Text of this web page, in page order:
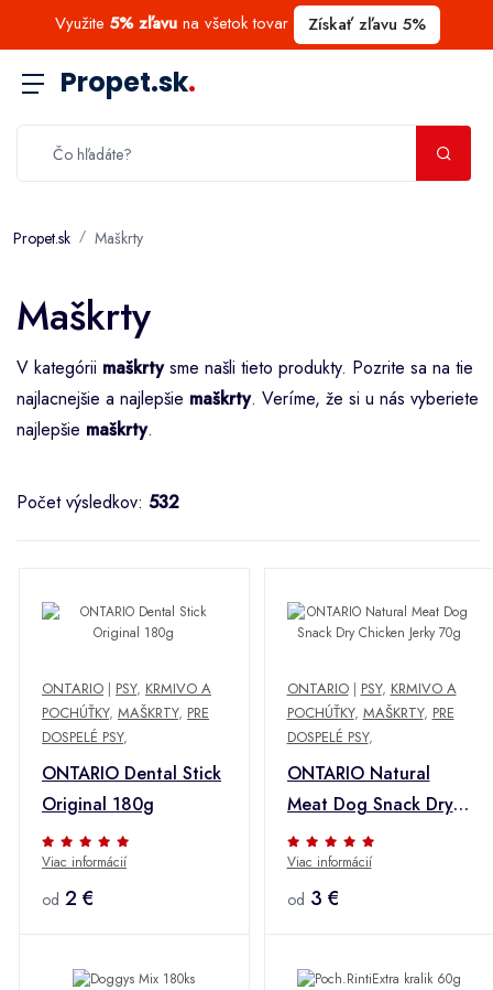
Využite 5% zľavu na všetok tovar Získať zľavu 5%
Propet.sk.
Propet.sk Maškrty
Maškrty
V kategórii maškrtysme našli tieto produkty. Pozrite sa na tie
najlacnejšie a najlepšie maškrty. Veríme, že si u nás vyberiete
najlepšie maškrty.
Počet výsledkov: 532
ONTARIO | PSY, KRMIVO A
POCHÚŤKY, MAŠKRTY, PRE
DOSPELÉ PSY,
ONTARIO Dental Stick
Original 180g
Viac informácií
od 2 €
ONTARIO| PSY, KRMIVO A
POCHÚŤKY, MAŠKRTY, PRE
DOSPELÉ PSY,
ONTARIO Natural
Meat Dog Snack Dry
Chicken Jerky 70g
Viac informácií
od 3 €